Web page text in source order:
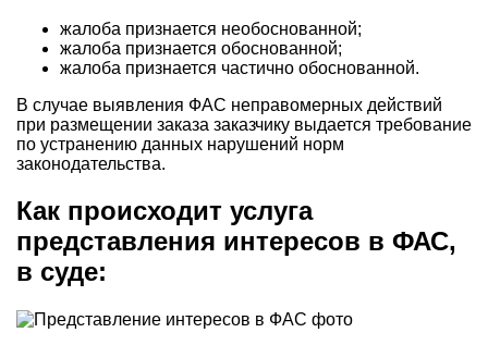
жалоба признается необоснованной;
жалоба признается обоснованной;
жалоба признается частично обоснованной.
В случае выявления ФАС неправомерных действий
при размещении заказа заказчику выдается требование
по устранению данных нарушений норм
законодательства.
Как происходит услуга
представления интересов в ФАС,
в суде: